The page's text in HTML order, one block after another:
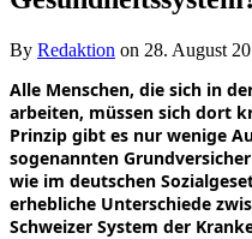
By Redaktion on 28. August
Alle Menschen, die sich in
arbeiten, müssen sich dort
Prinzip gibt es nur wenige
sogenannten
wie im deutschen
erhebliche Unterschiede
Schweizer System der